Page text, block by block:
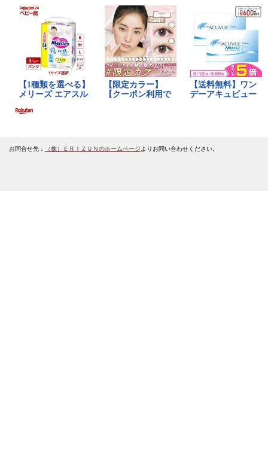
お問合せ先： （株）ＥＲＩＺＵＮのホームページ よりお問い合わせください。